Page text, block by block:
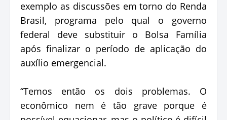
exemplo as discussões em torno do Renda
Brasil, programa pelo qual o governo
federal deve substituir o Bolsa Família
após finalizar o período de aplicação do
auxílio emergencial.
“Temos então os dois problemas. O
econômico nem é tão grave porque é